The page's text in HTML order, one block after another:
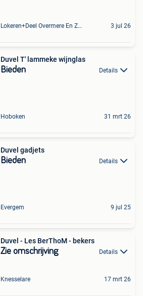
Lokeren+Deel Overmere En Zele 3 jul 26
Duvel T' lammeke wijnglas
Bieden Details
Hoboken 31 mrt 26
Duvel gadjets
Bieden Details
Evergem 9 jul 25
Duvel - Les BerThoM - bekers
Zie omschrijving Details
Knesselare 17 mrt 26